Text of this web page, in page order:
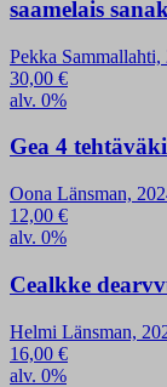
saamelais
Pekka Sammallahti,
30,00 €
alv. 0%
Gea 4
Oona Länsman,
12,00 €
alv. 0%
Cealkke
Helmi Länsman,
16,00 €
alv. 0%